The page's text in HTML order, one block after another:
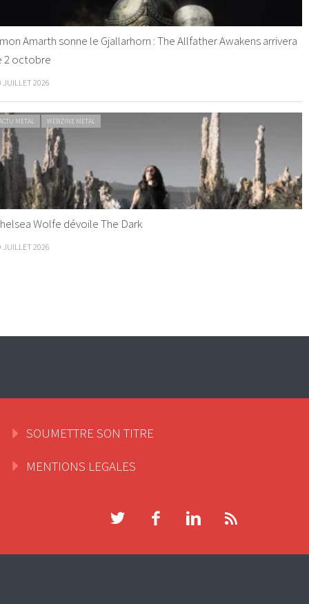
Amarth sonne le Gjallarhorn : The Allfather Awakens arrivera
2 octobre
JUILLET 2026
METAL WEBZINE METAL
Wolfe dévoile The Dark
JUILLET 2026
SOUMETTRE SON TITRE
MENTIONS LEGALES